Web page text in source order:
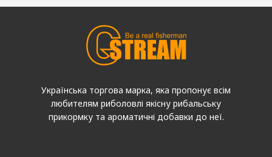
Українська торгова марка, яка пропонує всім
любителям риболовлі якісну рибальську
прикормку та ароматичні добавки до неї.